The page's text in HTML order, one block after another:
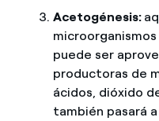
Acetogénesis:
puede ser
productoras de
ácidos, dióxido
también pasará